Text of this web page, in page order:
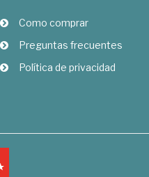
Como comprar
Preguntas frecuentes
Política de privacidad